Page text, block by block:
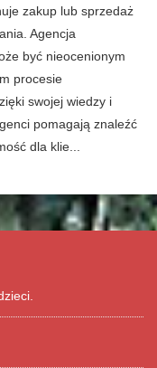
zakup lub sprzedaż
Agencja
być nieocenionym
procesie
swojej wiedzy i
pomagają znaleźć
dla klie...